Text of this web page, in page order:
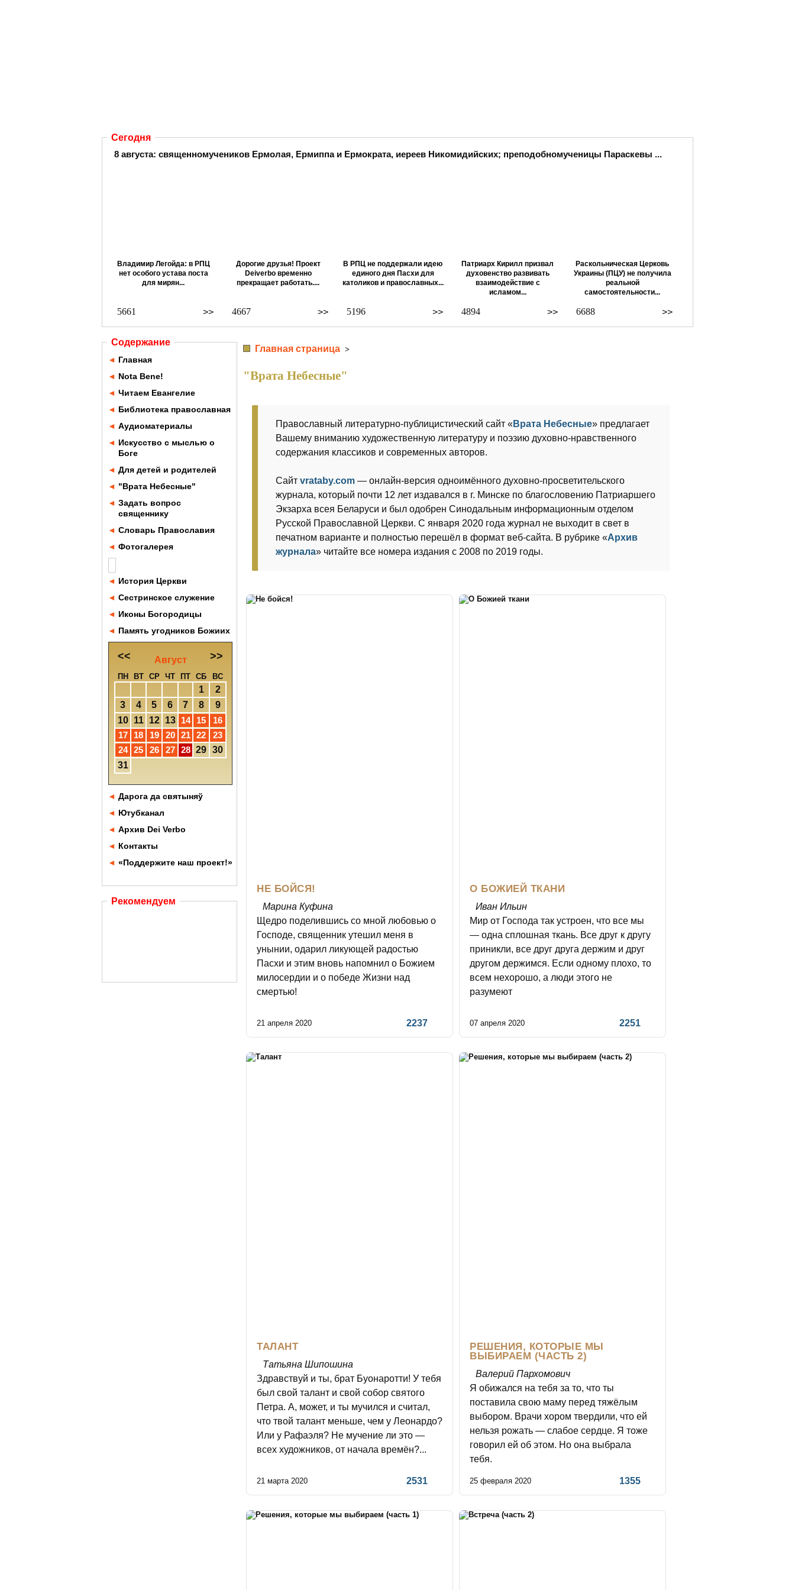
Сегодня
8 августа: священномучеников Ермолая, Ермиппа и Ермократа, иереев Никомидийских; преподобномученицы Параскевы ...
Владимир Легойда: в РПЦ
нет особого устава поста
для мирян...
>>
5661
Дорогие друзья! Проект
Deiverbo временно
прекращает работать....
>>
4667
В РПЦ не поддержали идею
единого дня Пасхи для
католиков и православных...
>>
5196
Патриарх Кирилл призвал
духовенство развивать
взаимодействие с
исламом...
>>
4894
Раскольническая Церковь
Украины (ПЦУ) не получила
реальной
самостоятельности...
>>
6688
Содержание
◄ Главная
◄ Nota Bene!
◄ Читаем Евангелие
◄ Библиотека православная
◄ Аудиоматериалы
◄ Искусство с мыслью о
Боге
◄ Для детей и родителей
◄ "Врата Небесные"
◄ Задать вопрос
священнику
◄ Словарь Православия
◄ Фотогалерея
◄ История Церкви
◄ Сестринское служение
◄ Иконы Богородицы
◄ Память угодников Божиих
<< >>
Август
ПН ВТ СР ЧТ ПТ СБ ВС
1
2
3
4 5 6 7 8
9
10
11 12 13 14 15
16
17
18 19 20 21 22
23
24
25 26 27 28 29 30
31
◄ Дарога да святыняў
◄ Ютубканал
◄ Архив Dei Verbo
◄ Контакты
◄ «Поддержите наш проект!»
Рекомендуем
Главная страница >
"Врата Небесные"
Православный литературно-публицистический сайт «Врата Небесные» предлагает
Вашему вниманию художественную литературу и поэзию духовно-нравственного
содержания классиков и современных авторов.
Сайт vrataby.com — онлайн-версия одноимённого духовно-просветительского
журнала, который почти 12 лет издавался в г. Минске по благословению Патриаршего
Экзарха всея Беларуси и был одобрен Синодальным информационным отделом
Русской Православной Церкви. С января 2020 года журнал не выходит в свет в
печатном варианте и полностью перешёл в формат веб-сайта. В рубрике «Архив
журнала» читайте все номера издания с 2008 по 2019 годы.
НЕ БОЙСЯ!
Марина Куфина
Щедро поделившись со мной любовью о
Господе, священник утешил меня в
унынии, одарил ликующей радостью
Пасхи и этим вновь напомнил о Божием
милосердии и о победе Жизни над
смертью!
21 апреля 2020 2237
О БОЖИЕЙ ТКАНИ
Иван Ильин
Мир от Господа так устроен, что все мы
— одна сплошная ткань. Все друг к другу
приникли, все друг друга держим и друг
другом держимся. Если одному плохо, то
всем нехорошо, а люди этого не
разумеют
07 апреля 2020 2251
ТАЛАНТ
Татьяна Шипошина
Здравствуй и ты, брат Буонаротти! У тебя
был свой талант и свой собор святого
Петра. А, может, и ты мучился и считал,
что твой талант меньше, чем у Леонардо?
Или у Рафаэля? Не мучение ли это —
всех художников, от начала времён?...
21 марта 2020 2531
РЕШЕНИЯ, КОТОРЫЕ МЫ
ВЫБИРАЕМ (ЧАСТЬ 2)
Валерий Пархомович
Я обижался на тебя за то, что ты
поставила свою маму перед тяжёлым
выбором. Врачи хором твердили, что ей
нельзя рожать — слабое сердце. Я тоже
говорил ей об этом. Но она выбрала
тебя.
25 февраля 2020 1355